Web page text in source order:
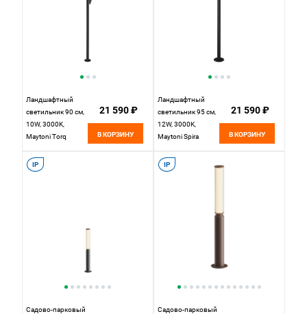
Ландшафтный
светильник 90 см,
10W, 3000K,
Maytoni Torq
черный
21 590 ₽
В КОРЗИНУ
Ландшафтный
светильник 95 см,
12W, 3000K,
Maytoni Spira
черный
21 590 ₽
В КОРЗИНУ
IP
Садово-парковый
IP
Садово-парковый